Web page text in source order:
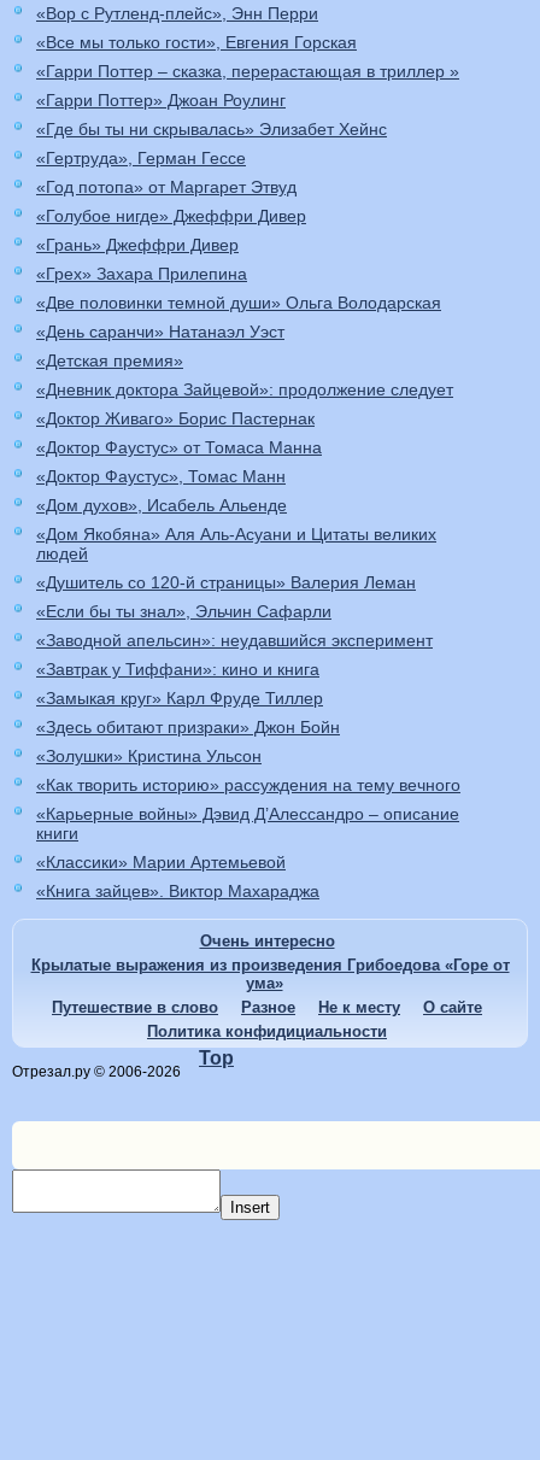
«Вор с Рутленд-плейс», Энн Перри
«Все мы только гости», Евгения Горская
«Гарри Поттер – сказка, перерастающая в триллер »
«Гарри Поттер» Джоан Роулинг
«Где бы ты ни скрывалась» Элизабет Хейнс
«Гертруда», Герман Гессе
«Год потопа» от Маргарет Этвуд
«Голубое нигде» Джеффри Дивер
«Грань» Джеффри Дивер
«Грех» Захара Прилепина
«Две половинки темной души» Ольга Володарская
«День саранчи» Натанаэл Уэст
«Детская премия»
«Дневник доктора Зайцевой»: продолжение следует
«Доктор Живаго» Борис Пастернак
«Доктор Фаустус» от Томаса Манна
«Доктор Фаустус», Томас Манн
«Дом духов», Исабель Альенде
«Дом Якобяна» Аля Аль-Асуани и Цитаты великих
людей
«Душитель со 120-й страницы» Валерия Леман
«Если бы ты знал», Эльчин Сафарли
«Заводной апельсин»: неудавшийся эксперимент
«Завтрак у Тиффани»: кино и книга
«Замыкая круг» Карл Фруде Тиллер
«Здесь обитают призраки» Джон Бойн
«Золушки» Кристина Ульсон
«Как творить историю» рассуждения на тему вечного
«Карьерные войны» Дэвид Д’Алессандро – описание
книги
«Классики» Марии Артемьевой
«Книга зайцев». Виктор Махараджа
Очень интересно
Крылатые выражения из произведения Грибоедова «Горе от
ума»
Путешествие в слово
Разное Не к месту
О сайте
Политика конфидициальности
Отрезал.ру © 2006-2026
Top
Insert